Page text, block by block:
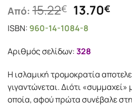
Από: 15.22€ Original
price
was:
15.22€.
13.70€Η
ISBN: 960-14-1084-8
Αριθμός σελίδων:328
Η ισλαμική τρομοκρατία
γιγαντώνεται. Διότι «συμμαχεί»
οποία, αφού πρώτα συνέβαλε